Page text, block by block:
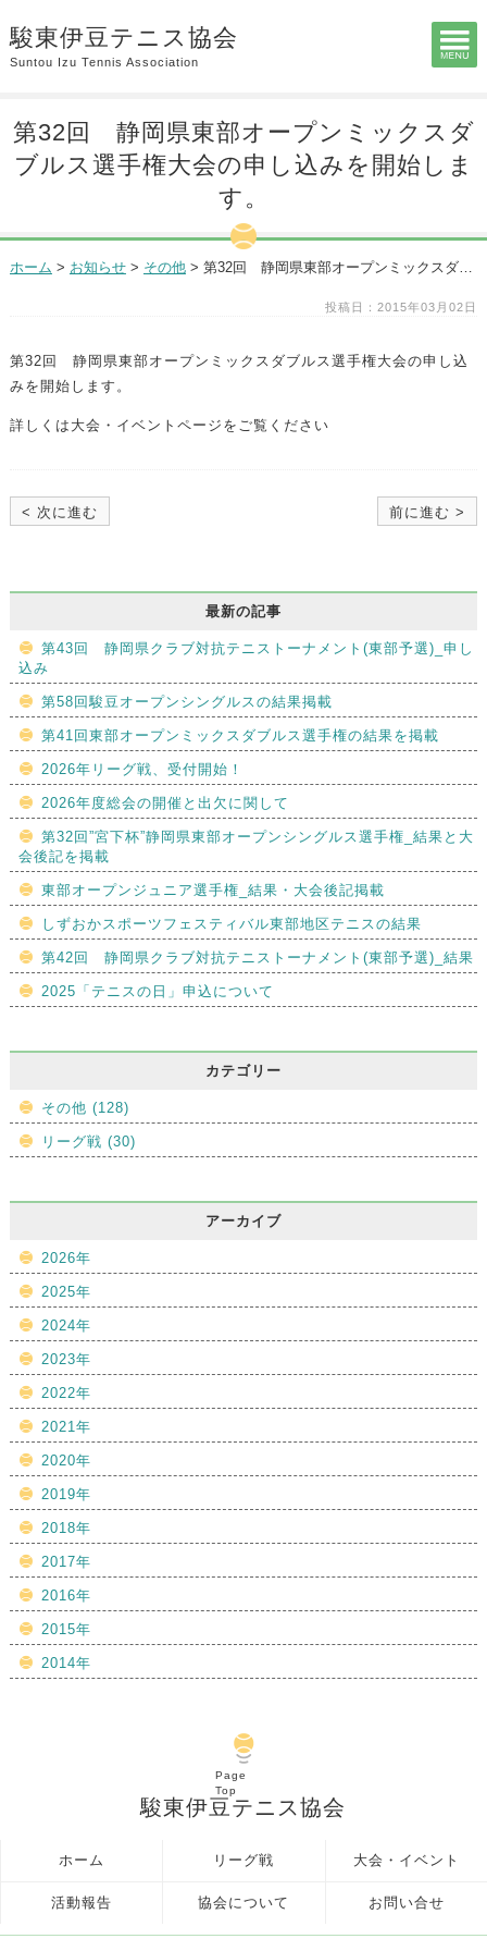
駿東伊豆テニス協会
Suntou Izu Tennis Association
第32回 静岡県東部オープンミックスダ
ブルス選手権大会の申し込みを開始しま
す。
ホーム > お知らせ> その他> 第32回 静岡県東部オープンミックスダブルス選手権大会の申し込みを開始します。
投稿日：2015年03月02日
第32回 静岡県東部オープンミックスダブルス選手権大会の申し込
みを開始します。
詳しくは大会・イベントページをご覧ください
前に進む >
< 次に進む
最新の記事
第43回 静岡県クラブ対抗テニストーナメント(東部予選)_申し
込み
第58回駿豆オープンシングルスの結果掲載
第41回東部オープンミックスダブルス選手権の結果を掲載
2026年リーグ戦、受付開始！
2026年度総会の開催と出欠に関して
第32回”宮下杯”静岡県東部オープンシングルス選手権_結果と大
会後記を掲載
東部オープンジュニア選手権_結果・大会後記掲載
しずおかスポーツフェスティバル東部地区テニスの結果
第42回 静岡県クラブ対抗テニストーナメント(東部予選)_結果
2025「テニスの日」申込について
カテゴリー
その他 (128)
リーグ戦 (30)
アーカイブ
2026年
2025年
2024年
2023年
2022年
2021年
2020年
2019年
2018年
2017年
2016年
2015年
2014年
駿東伊豆テニス協会
Page
Top
ホーム リーグ戦 大会・イベント
活動報告 協会について お問い合せ